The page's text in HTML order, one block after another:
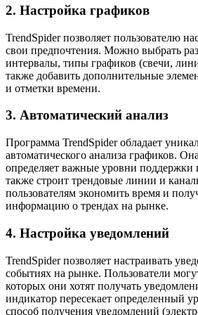
2. Настройка графиков
TrendSpider позволяет пользователю
свои предпочтения. Можно выбрать
интервалы, типы графиков (свечи,
также добавить дополнительные
и отметки времени.
3. Автоматический анализ
Программа TrendSpider обладает
автоматического анализа графиков.
определяет важные уровни поддержки
также строит трендовые линии и
пользователям экономить время и
информацию о трендах на рынке.
4. Настройка уведомлений
TrendSpider позволяет настраивать
событиях на рынке. Пользователи
которых они хотят получать
индикатор пересекает определенный
способ получения уведомлений